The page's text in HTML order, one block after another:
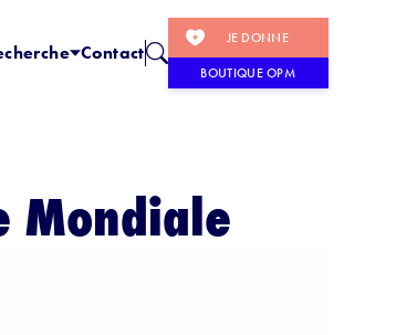
Contact
JE DONNE
BOUTIQUE OPM
Mondiale